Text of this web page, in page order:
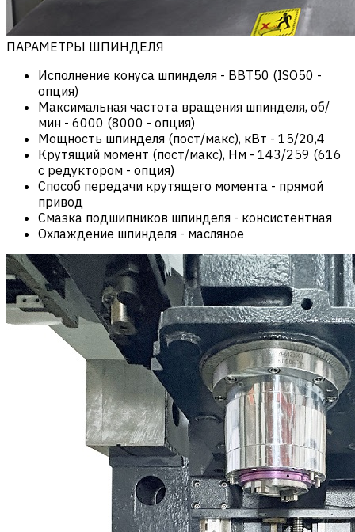
ПАРАМЕТРЫ ШПИНДЕЛЯ
Исполнение конуса шпинделя - BBT50 (ISO50 -
опция)
Максимальная частота вращения шпинделя, об/
мин - 6000 (8000 - опция)
Мощность шпинделя (пост/макс), кВт - 15/20,4
Крутящий момент (пост/макс), Нм - 143/259 (616
c редуктором - опция)
Способ передачи крутящего момента - прямой
привод
Смазка подшипников шпинделя - консистентная
Охлаждение шпинделя - масляное